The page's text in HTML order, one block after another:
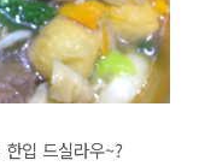
한입 드실라우~?